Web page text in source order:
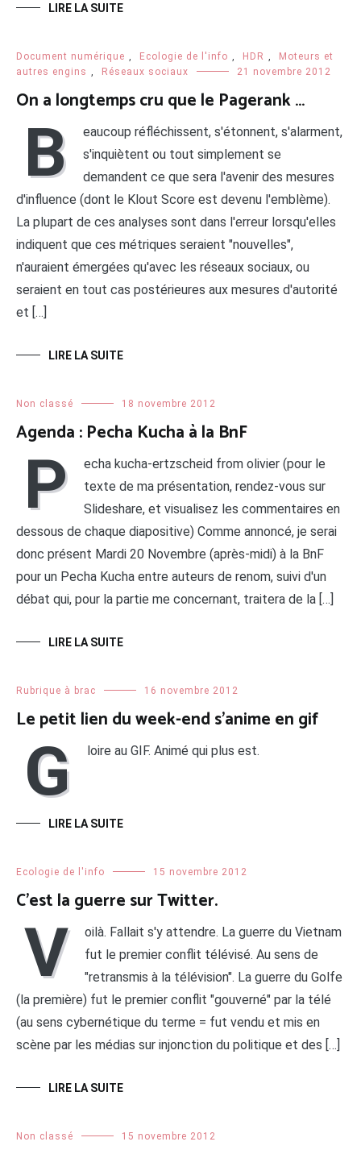
LIRE LA SUITE
Document numérique Ecologie de l'info HDR
Moteurs et
autres engins
Réseaux sociaux 21 novembre 2012
On a longtemps cru que le Pagerank …
B
eaucoup réfléchissent, s'étonnent, s'alarment,
s'inquiètent ou tout simplement se
demandent ce que sera l'avenir des mesures
d'influence (dont le Klout Score est devenu l'emblème).
La plupart de ces analyses sont dans l'erreur lorsqu'elles
indiquent que ces métriques seraient "nouvelles",
n'auraient émergées qu'avec les réseaux sociaux, ou
seraient en tout cas postérieures aux mesures d'autorité
et […]
LIRE LA SUITE
Non classé 18 novembre 2012
Agenda : Pecha Kucha à la BnF
P
echa kucha-ertzscheid from olivier (pour le
texte de ma présentation, rendez-vous sur
Slideshare, et visualisez les commentaires en
dessous de chaque diapositive) Comme annoncé, je serai
donc présent Mardi 20 Novembre (après-midi) à la BnF
pour un Pecha Kucha entre auteurs de renom, suivi d'un
débat qui, pour la partie me concernant, traitera de la […]
LIRE LA SUITE
Rubrique à brac 16 novembre 2012
Le petit lien du week-end s’anime en gif
G loire au GIF. Animé qui plus est.
LIRE LA SUITE
Ecologie de l'info 15 novembre 2012
C’est la guerre sur Twitter.
V
oilà. Fallait s'y attendre. La guerre du Vietnam
fut le premier conflit télévisé. Au sens de
"retransmis à la télévision". La guerre du Golfe
(la première) fut le premier conflit "gouverné" par la télé
(au sens cybernétique du terme = fut vendu et mis en
scène par les médias sur injonction du politique et des […]
LIRE LA SUITE
Non classé 15 novembre 2012